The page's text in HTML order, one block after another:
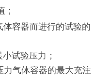
；
容器而进行的试验的
试验压力；
气体容器的最大充注